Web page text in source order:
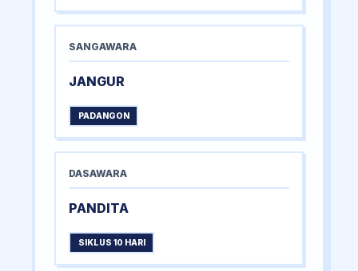
SANGAWARA
JANGUR
PADANGON
DASAWARA
PANDITA
SIKLUS 10 HARI